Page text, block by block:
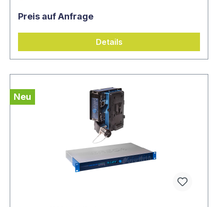
Preis auf Anfrage
Details
Neu